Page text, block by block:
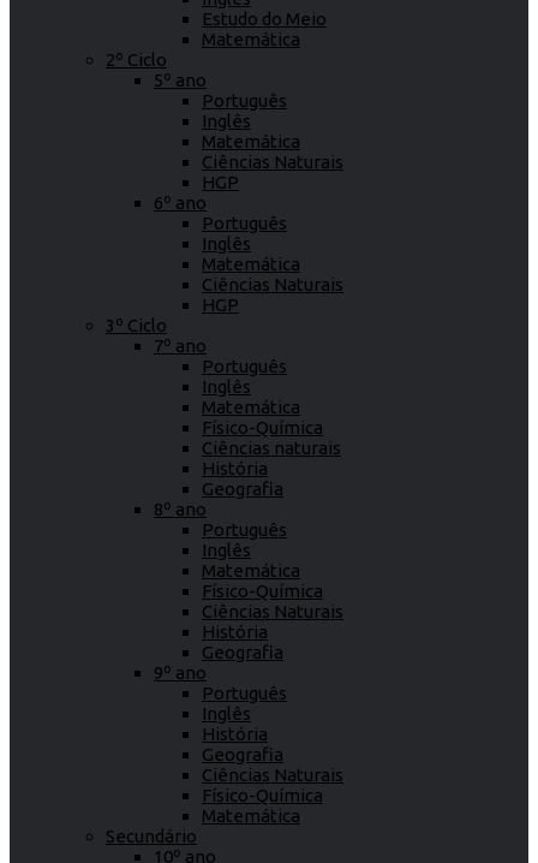
Estudo do Meio
Matemática
2º Ciclo
5º ano
Português
Inglês
Matemática
Ciências Naturais
HGP
6º ano
Português
Inglês
Matemática
Ciências Naturais
HGP
3º Ciclo
7º ano
Português
Inglês
Matemática
Físico-Química
Ciências naturais
História
Geografia
8º ano
Português
Inglês
Matemática
Físico-Química
Ciências Naturais
História
Geografia
9º ano
Português
Inglês
História
Geografia
Ciências Naturais
Físico-Química
Matemática
Secundário
10º ano